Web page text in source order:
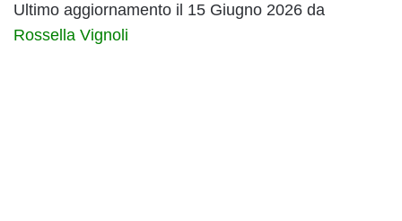
Ultimo aggiornamento il 15 Giugno 2026 da
Rossella Vignoli